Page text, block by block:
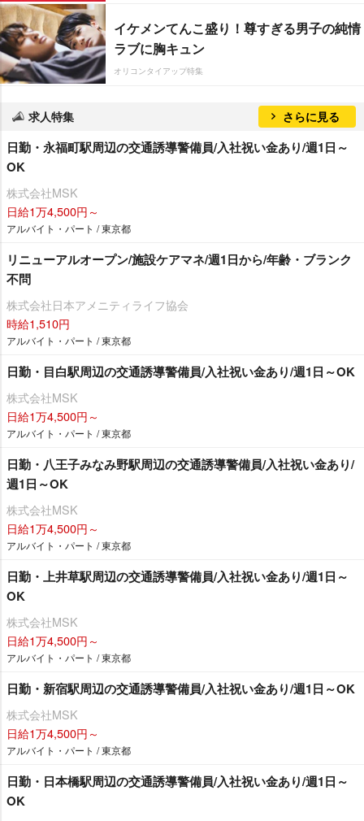
イケメンてんこ盛り！尊すぎる男子の純情
ラブに胸キュン
オリコンタイアップ特集
求人特集 さらに見る
日勤・永福町駅周辺の交通誘導警備員/入社祝い金あり/週1日～
OK
株式会社MSK
日給1万4,500円～
アルバイト・パート / 東京都
リニューアルオープン/施設ケアマネ/週1日から/年齢・ブランク
不問
株式会社日本アメニティライフ協会
時給1,510円
アルバイト・パート / 東京都
日勤・目白駅周辺の交通誘導警備員/入社祝い金あり/週1日～OK
株式会社MSK
日給1万4,500円～
アルバイト・パート / 東京都
日勤・八王子みなみ野駅周辺の交通誘導警備員/入社祝い金あり/
週1日～OK
株式会社MSK
日給1万4,500円～
アルバイト・パート / 東京都
日勤・上井草駅周辺の交通誘導警備員/入社祝い金あり/週1日～
OK
株式会社MSK
日給1万4,500円～
アルバイト・パート / 東京都
日勤・新宿駅周辺の交通誘導警備員/入社祝い金あり/週1日～OK
株式会社MSK
日給1万4,500円～
アルバイト・パート / 東京都
日勤・日本橋駅周辺の交通誘導警備員/入社祝い金あり/週1日～
OK